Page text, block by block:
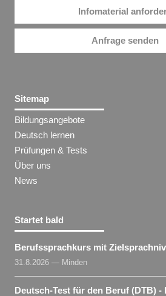
Infomaterial
Anfrage senden
Sitemap
Bildungsangebote
Deutsch lernen
Prüfungen & Tests
Über uns
News
Startet bald
Berufssprachkurs mit
31.8.2026 — Minden
Deutsch-Test für den Beruf (DTB) -